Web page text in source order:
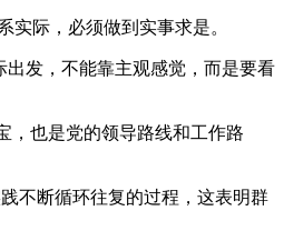
际，必须做到实事求是。
发，不能靠主观感觉，而是要看
，也是党的领导路线和工作路
不断循环往复的过程，这表明群